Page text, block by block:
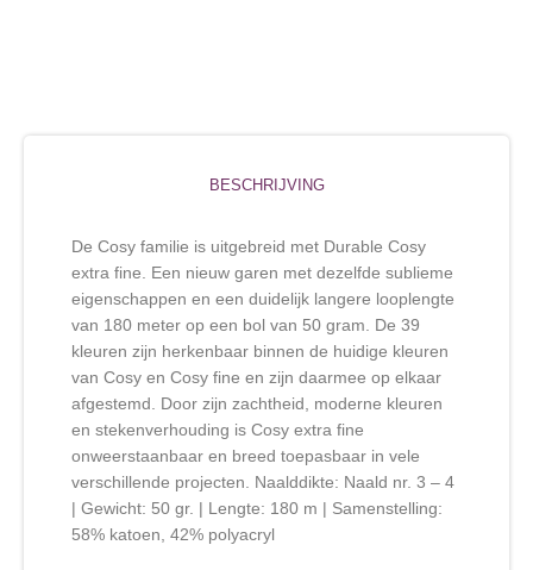
BESCHRIJVING
De Cosy familie is uitgebreid met Durable Cosy
extra fine. Een nieuw garen met dezelfde sublieme
eigenschappen en een duidelijk langere looplengte
van 180 meter op een bol van 50 gram. De 39
kleuren zijn herkenbaar binnen de huidige kleuren
van Cosy en Cosy fine en zijn daarmee op elkaar
afgestemd. Door zijn zachtheid, moderne kleuren
en stekenverhouding is Cosy extra fine
onweerstaanbaar en breed toepasbaar in vele
verschillende projecten. Naalddikte: Naald nr. 3 – 4
| Gewicht: 50 gr. | Lengte: 180 m | Samenstelling:
58% katoen, 42% polyacryl